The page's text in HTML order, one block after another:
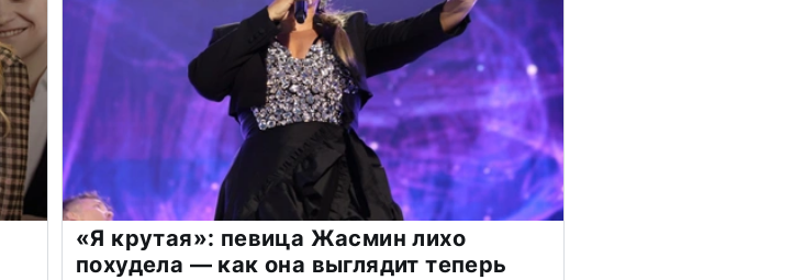
«Я крутая»: певица Жасмин лихо
похудела — как она выглядит теперь